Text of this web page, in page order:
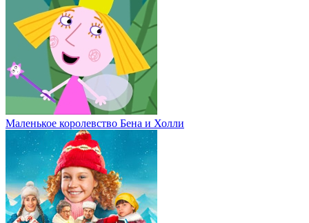
Маленькое королевство Бена и Холли